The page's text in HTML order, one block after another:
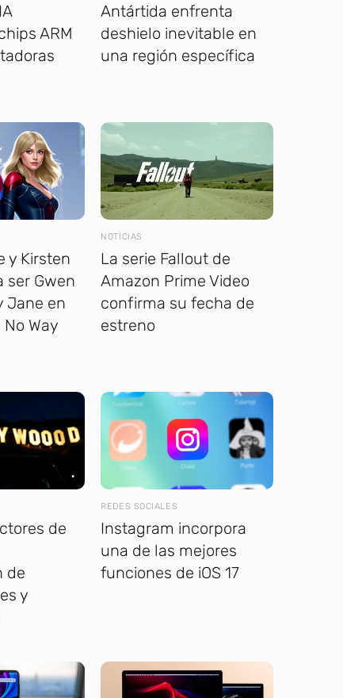
ARM
Antártida enfrenta
deshielo inevitable en
una región específica
y Kirsten
ser Gwen
Jane en
Way
NOTICIAS
La serie Fallout de
Amazon Prime Video
confirma su fecha de
estreno
de
de
y
REDES SOCIALES
Instagram incorpora
una de las mejores
funciones de iOS 17